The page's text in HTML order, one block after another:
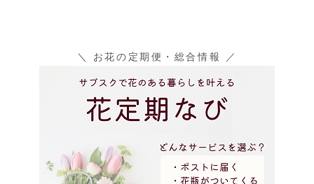
＼ お花の定期便・総合情報 ／